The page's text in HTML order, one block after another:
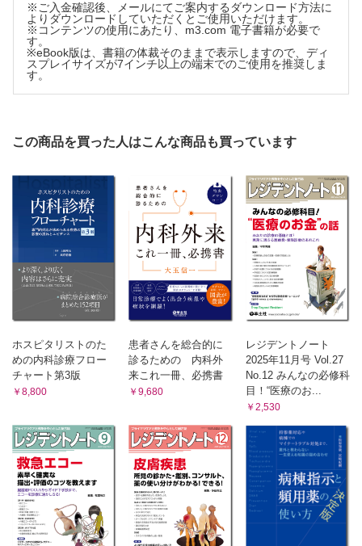
第257回 見逃してはいけない！Part2 ～洗練した頭痛診療
にする～【林 寛之】
羊土社おすすめ書籍立ち読みコーナー
『ERからはじまる外傷の治療戦略』
※ご入金確認後、メールにてご案内するダウンロード方法に
よりダウンロードしていただくとご使用いただけます。
※コンテンツの使用にあたり、m3.com 電子書籍が必要で
す。
※eBook版は、書籍の体裁そのままで表示しますので、ディ
スプレイサイズが7インチ以上の端末でのご使用を推奨しま
す。
この商品を買った人はこんな商品も買っています
ホスピタリストのた
めの内科診療フロー
チャート第3版
￥8,800
患者さんを総合的に
診るための 内科外
来これ一冊、必携書
￥9,680
レジデントノート
2025年11月号 Vol.27
No.12 みんなの必修科
目！“医療のお...
￥2,530